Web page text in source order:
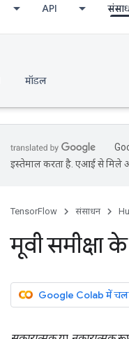
API
मॉडल
इस्तेमाल करता है. एआई से मिले
TensorFlow संसाधन
मूवी समीक्षा
Google Colab में